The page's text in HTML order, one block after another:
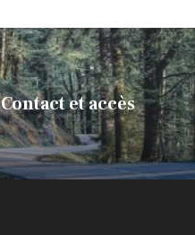
Contact et accès